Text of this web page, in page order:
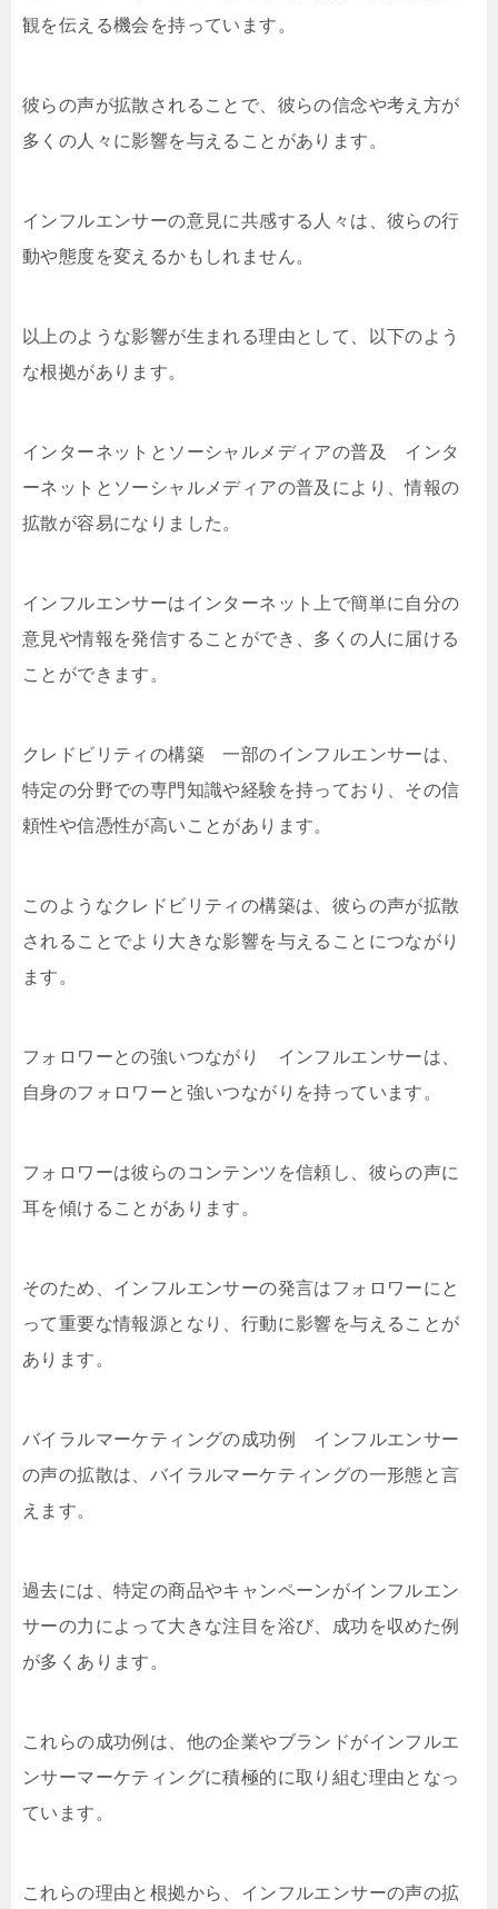
観を伝える機会を持っています。
彼らの声が拡散されることで、彼らの信念や考え方が
多くの人々に影響を与えることがあります。
インフルエンサーの意見に共感する人々は、彼らの行
動や態度を変えるかもしれません。
以上のような影響が生まれる理由として、以下のよう
な根拠があります。
インターネットとソーシャルメディアの普及 インタ
ーネットとソーシャルメディアの普及により、情報の
拡散が容易になりました。
インフルエンサーはインターネット上で簡単に自分の
意見や情報を発信することができ、多くの人に届ける
ことができます。
クレドビリティの構築 一部のインフルエンサーは、
特定の分野での専門知識や経験を持っており、その信
頼性や信憑性が高いことがあります。
このようなクレドビリティの構築は、彼らの声が拡散
されることでより大きな影響を与えることにつながり
ます。
フォロワーとの強いつながり インフルエンサーは、
自身のフォロワーと強いつながりを持っています。
フォロワーは彼らのコンテンツを信頼し、彼らの声に
耳を傾けることがあります。
そのため、インフルエンサーの発言はフォロワーにと
って重要な情報源となり、行動に影響を与えることが
あります。
バイラルマーケティングの成功例 インフルエンサー
の声の拡散は、バイラルマーケティングの一形態と言
えます。
過去には、特定の商品やキャンペーンがインフルエン
サーの力によって大きな注目を浴び、成功を収めた例
が多くあります。
これらの成功例は、他の企業やブランドがインフルエ
ンサーマーケティングに積極的に取り組む理由となっ
ています。
これらの理由と根拠から、インフルエンサーの声の拡